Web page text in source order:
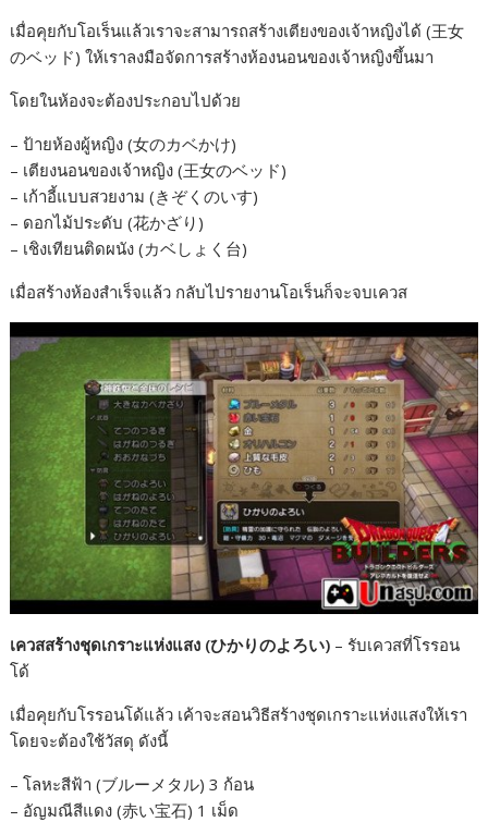
เมื่อคุยกับโอเร็นแล้วเราจะสามารถสร้างเตียงของเจ้าหญิงได้ (王女
のベッド) ให้เราลงมือจัดการสร้างห้องนอนของเจ้าหญิงขึ้นมา
โดยในห้องจะต้องประกอบไปด้วย
– ป้ายห้องผู้หญิง (女のカベかけ)
– เตียงนอนของเจ้าหญิง (王女のベッド)
– เก้าอี้แบบสวยงาม (きぞくのいす)
– ดอกไม้ประดับ (花かざり)
– เชิงเทียนติดผนัง (カベしょく台)
เมื่อสร้างห้องสำเร็จแล้ว กลับไปรายงานโอเร็นก็จะจบเควส
เควสสร้างชุดเกราะแห่งแสง (ひかりのよろい) – รับเควสที่โรรอน
โด้
เมื่อคุยกับโรรอนโด้แล้ว เค้าจะสอนวิธีสร้างชุดเกราะแห่งแสงให้เรา
โดยจะต้องใช้วัสดุ ดังนี้
– โลหะสีฟ้า (ブルーメタル) 3 ก้อน
– อัญมณีสีแดง (赤い宝石) 1 เม็ด